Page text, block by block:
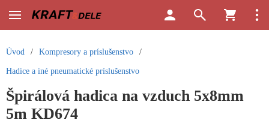
Úvod / Kompresory a príslušenstvo /
Hadice a iné pneumatické príslušenstvo
Špirálová hadica na vzduch 5x8mm
5m KD674